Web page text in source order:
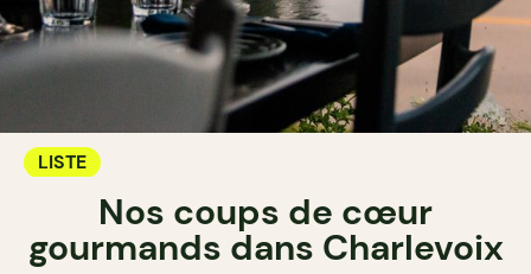
LISTE
Nos coups de cœur
gourmands dans Charlevoix